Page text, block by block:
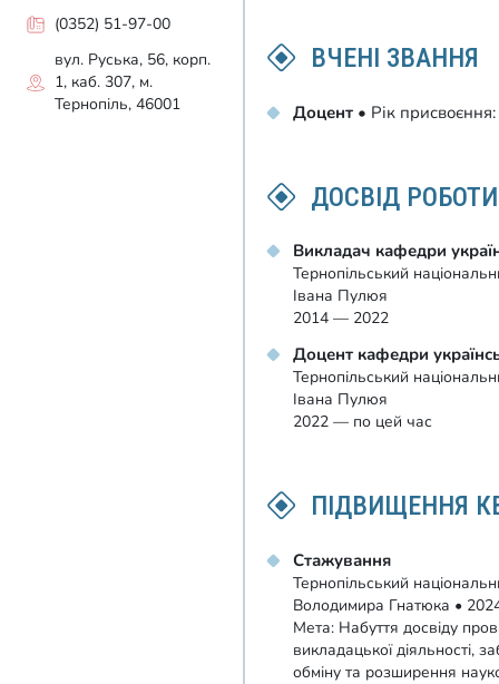
(0352) 51-97-00
вул. Руська, 56, корп.
1, каб. 307, м.
Тернопіль, 46001
ВЧЕНІ ЗВАННЯ
Доцент • Рік
ДОСВІД РОБОТИ
Викладач кафедри
Тернопільський
Івана Пулюя
2014 — 2022
Доцент кафедри
Тернопільський
Івана Пулюя
2022 — по цей час
ПІДВИЩЕННЯ
Стажування
Тернопільський
Володимира Гнатюка •
Мета: Набуття досвіду
викладацької діяльності,
обміну та розширення